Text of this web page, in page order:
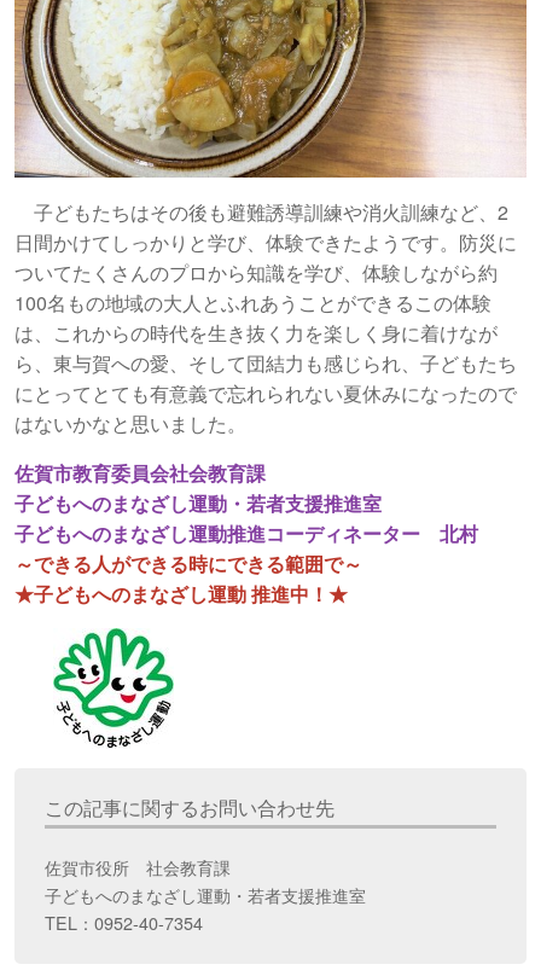
子どもたちはその後も避難誘導訓練や消火訓練など、2
日間かけてしっかりと学び、体験できたようです。防災に
ついてたくさんのプロから知識を学び、体験しながら約
100名もの地域の大人とふれあうことができるこの体験
は、これからの時代を生き抜く力を楽しく身に着けなが
ら、東与賀への愛、そして団結力も感じられ、子どもたち
にとってとても有意義で忘れられない夏休みになったので
はないかなと思いました。
佐賀市教育委員会社会教育課
子どもへのまなざし運動・若者支援推進室
子どもへのまなざし運動推進コーディネーター 北村
～できる人ができる時にできる範囲で～
★子どもへのまなざし運動 推進中！★
この記事に関するお問い合わせ先
佐賀市役所 社会教育課
子どもへのまなざし運動・若者支援推進室
TEL：0952-40-7354